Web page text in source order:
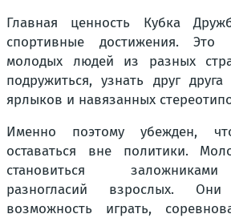
Главная ценность Кубка
спортивные достижения. Это
молодых людей из разных
подружиться, узнать друг
ярлыков и навязанных
Именно поэтому убежден,
оставаться вне политики.
становиться
разногласий взрослых.
возможность играть,